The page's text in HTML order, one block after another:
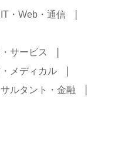
IT・Web・通信
サービス
メディカル
ルタント・金融